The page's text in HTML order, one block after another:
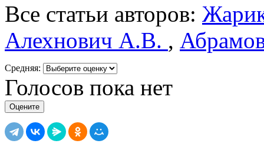
Все статьи авторов:
Алехнович А.В. ,
Средняя:
Голосов пока нет